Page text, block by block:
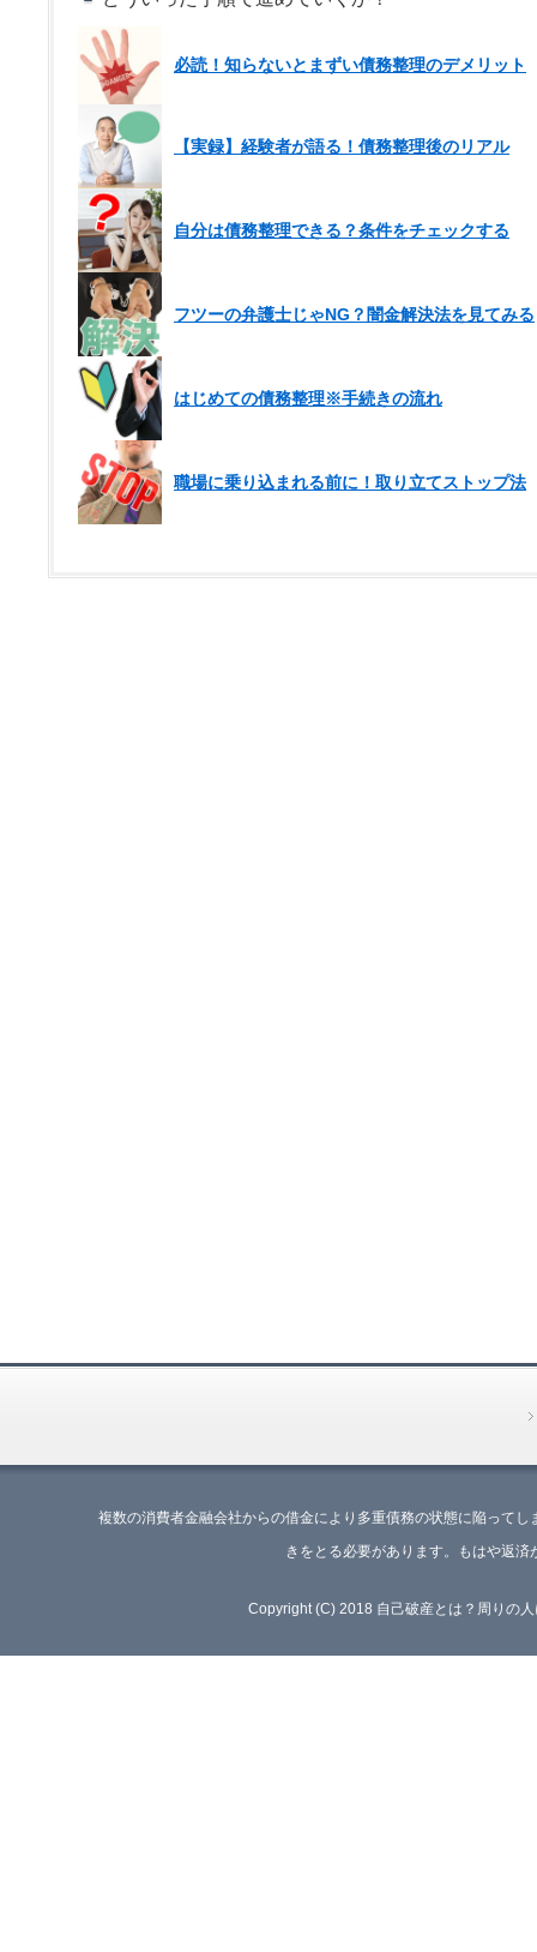
必読！知らないとまずい債務整理のデメリット
【実録】経験者が語る！債務整理後のリアル
自分は債務整理できる？条件をチェックする
フツーの弁護士じゃNG？闇金解決法を見てみる
はじめての債務整理※手続きの流れ
職場に乗り込まれる前に！取り立てストップ法
複数の消費者金融会社からの借金により多重債務の状態に陥って
きをとる必要があります。もはや返
Copyright (C) 2018 自己破産とは？周りの